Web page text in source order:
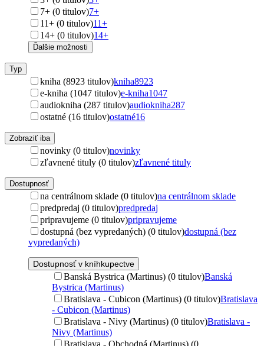
7+ (0 titulov)7+
11+ (0 titulov)11+
14+ (0 titulov)14+
Ďalšie možnosti
Typ
kniha (8923 titulov)kniha8923
e-kniha (1047 titulov)e-kniha1047
audiokniha (287 titulov)audiokniha287
ostatné (16 titulov)ostatné16
Zobraziť iba
novinky (0 titulov)novinky
zľavnené tituly (0 titulov)zľavnené tituly
Dostupnosť
na centrálnom sklade (0 titulov)na centrálnom sklade
predpredaj (0 titulov)predpredaj
pripravujeme (0 titulov)pripravujeme
dostupná (bez vypredaných) (0 titulov)dostupná (bez
vypredaných)
Dostupnosť v kníhkupectve
Banská Bystrica (Martinus) (0 titulov)Banská
Bystrica (Martinus)
Bratislava - Cubicon (Martinus) (0 titulov)Bratislava
- Cubicon (Martinus)
Bratislava - Nivy (Martinus) (0 titulov)Bratislava -
Nivy (Martinus)
Bratislava - Obchodná (Martinus) (0